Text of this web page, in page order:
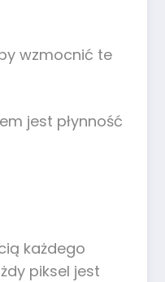
wzmocnić te
jest płynność
każdego
piksel jest